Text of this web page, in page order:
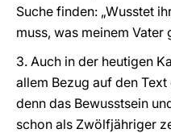
Suche finden: „Wusstet
muss, was meinem Vater
3. Auch in der heutigen
allem Bezug auf den
denn das Bewusstsein
schon als Zwölfjähriger